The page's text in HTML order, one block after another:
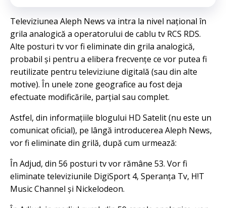
Televiziunea Aleph News va intra la nivel național în
grila analogică a operatorului de cablu tv RCS RDS.
Alte posturi tv vor fi eliminate din grila analogică,
probabil și pentru a elibera frecvențe ce vor putea fi
reutilizate pentru televiziune digitală (sau din alte
motive). În unele zone geografice au fost deja
efectuate modificările, parțial sau complet.
Astfel, din informațiile blogului HD Satelit (nu este un
comunicat oficial), pe lângă introducerea Aleph News,
vor fi eliminate din grilă, după cum urmează:
În Adjud, din 56 posturi tv vor rămâne 53. Vor fi
eliminate televiziunile DigiSport 4, Speranța Tv, H!T
Music Channel și Nickelodeon.